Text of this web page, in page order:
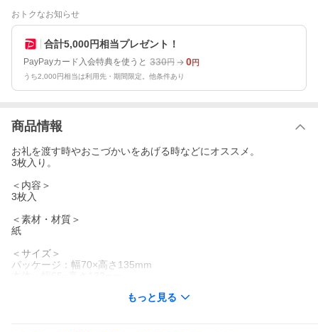
おトクなお知らせ
合計5,000円相当プレゼント！
PayPayカード入会特典を使うと 330円 0円
うち2,000円相当は利用先・期間限定。他条件あり
商品情報
お礼を渡す時やおこづかいをあげる時などにオススメ。
3枚入り。
＜内容＞
3枚入
＜素材・材質＞
紙
＜サイズ＞
パッケージ：幅70×高さ135mm
もっと見る